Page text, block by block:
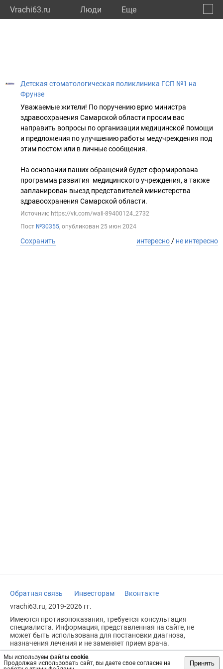
Vrachi63.ru Люди Eще
Мы используем файлы cookie.
Продолжая использовать сайт, вы даете свое согласие на
Принять
Детская стоматологическая поликлиника ГСП №1 на
Фрунзе
Уважаемые жители! По поручению врио министра
здравоохранения Самарской области просим вас
направить вопросы по организации медицинской помощи
и предложения по улучшению работы медучреждения под
этим постом или в личные сообщения.
На основании ваших обращений будет сформирована
программа развития медицинского учреждения, а также
запланирован выезд представителей министерства
здравоохранения Самарской области.
Источник: https://vk.com/wall-89400124_2732
Пост №30355, опубликован 25 июн 2024
Сохранить интересно / не интересно
Обратная связь Инвесторам
Вконтакте
vrachi63.ru, 2019-2026 гг.
Имеются противопоказания, требуется консультация
специалиста. Информация, представленная на сайте, не
может быть использована для постановки диагноза,
назначения лечения и не заменяет прием врача.
Возрастное ограничение: 18+